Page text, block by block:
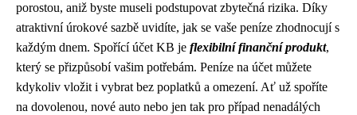
porostou, aniž byste museli podstupovat zbytečná rizika. Díky
atraktivní úrokové sazbě uvidíte, jak se vaše peníze zhodnocují s
každým dnem. Spořící účet KB je flexibilní finanční produkt,
který se přizpůsobí vašim potřebám. Peníze na účet můžete
kdykoliv vložit i vybrat bez poplatků a omezení. Ať už spoříte
na dovolenou, nové auto nebo jen tak pro případ nenadálých